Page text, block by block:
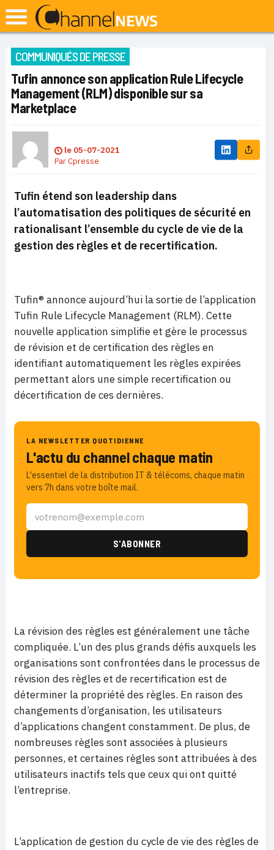
COMMUNIQUÉS DE PRESSE
Tufin annonce son application Rule Lifecycle
Management (RLM) disponible sur sa
Marketplace
le 05-07-2021
ParCpresse
Tufin étend son leadership dans
l’automatisation des politiques de sécurité en
rationalisant l’ensemble du cycle de vie de la
gestion des règles et de recertification.
Tufin® annonce aujourd’hui la sortie de l’application
Tufin Rule Lifecycle Management (RLM). Cette
nouvelle application simplifie et gère le processus
de révision et de certification des règles en
identifiant automatiquement les règles expirées
permettant alors une simple recertification ou
décertification de ces dernières.
LA NEWSLETTER QUOTIDIENNE
L'actu du channel chaque matin
L'essentiel de la distribution IT & télécoms, chaque matin
vers 7h dans votre boîte mail.
La révision des règles est généralement une tâche
compliquée. L’un des plus grands défis auxquels les
organisations sont confrontées dans le processus de
révision des règles et de recertification est de
déterminer la propriété des règles. En raison des
changements d’organisation, les utilisateurs
d’applications changent constamment. De plus, de
nombreuses règles sont associées à plusieurs
personnes, et certaines règles sont attribuées à des
utilisateurs inactifs tels que ceux qui ont quitté
l’entreprise.
L’application de gestion du cycle de vie des règles de